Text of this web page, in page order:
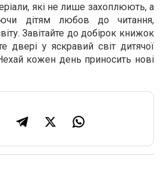
які не лише захоплюють, а
дітям любов до читання,
Завітайте до добірок книжок
двері у яскравий світ дитячої
кожен день приносить нові